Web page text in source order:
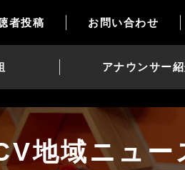
者投稿 お問い合わせ
アナウンサー
地域ニュー